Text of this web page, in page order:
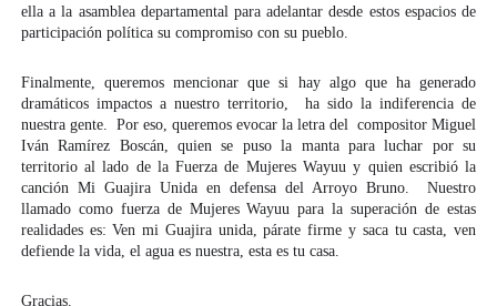
ella a la asamblea departamental para adelantar desde estos espacios de
participación política su compromiso con su pueblo.
Finalmente, queremos mencionar que si hay algo que ha generado
dramáticos impactos a nuestro territorio,  ha sido la indiferencia de
nuestra gente.  Por eso, queremos evocar la letra del  compositor Miguel
Iván Ramírez Boscán, quien se puso la manta para luchar por su
territorio al lado de la Fuerza de Mujeres Wayuu y quien escribió la
canción Mi Guajira Unida en defensa del Arroyo Bruno.  Nuestro
llamado como fuerza de Mujeres Wayuu para la superación de estas
realidades es: Ven mi Guajira unida, párate firme y saca tu casta, ven
defiende la vida, el agua es nuestra, esta es tu casa.
Gracias.